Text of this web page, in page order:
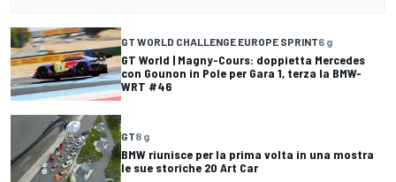
GT WORLD CHALLENGE EUROPE SPRINT6 g
GT World | Magny-Cours: doppietta Mercedes
con Gounon in Pole per Gara 1, terza la BMW-
WRT #46
GT8 g
BMW riunisce per la prima volta in una mostra
le sue storiche 20 Art Car